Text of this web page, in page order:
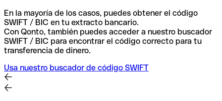
En la mayoría de los casos, puedes obtener el código
SWIFT / BIC en tu extracto bancario.
Con Qonto, también puedes acceder a nuestro buscador
SWIFT / BIC para encontrar el código correcto para tu
transferencia de dinero.
Usa nuestro buscador de código SWIFT